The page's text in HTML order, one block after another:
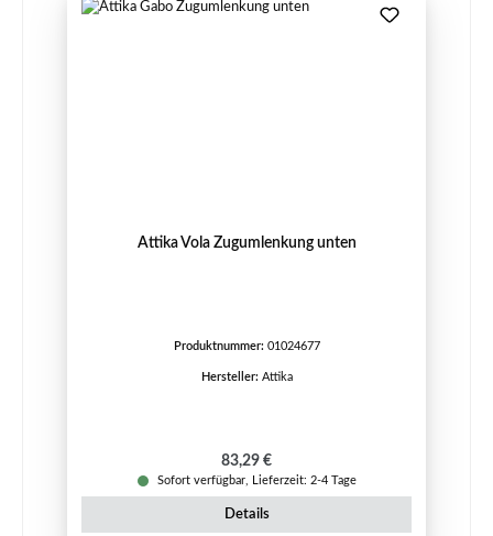
Attika Vola Zugumlenkung unten
Produktnummer: 01024677
Hersteller: Attika
Regulärer Preis:
83,29 €
Sofort verfügbar, Lieferzeit: 2-4 Tage
Details